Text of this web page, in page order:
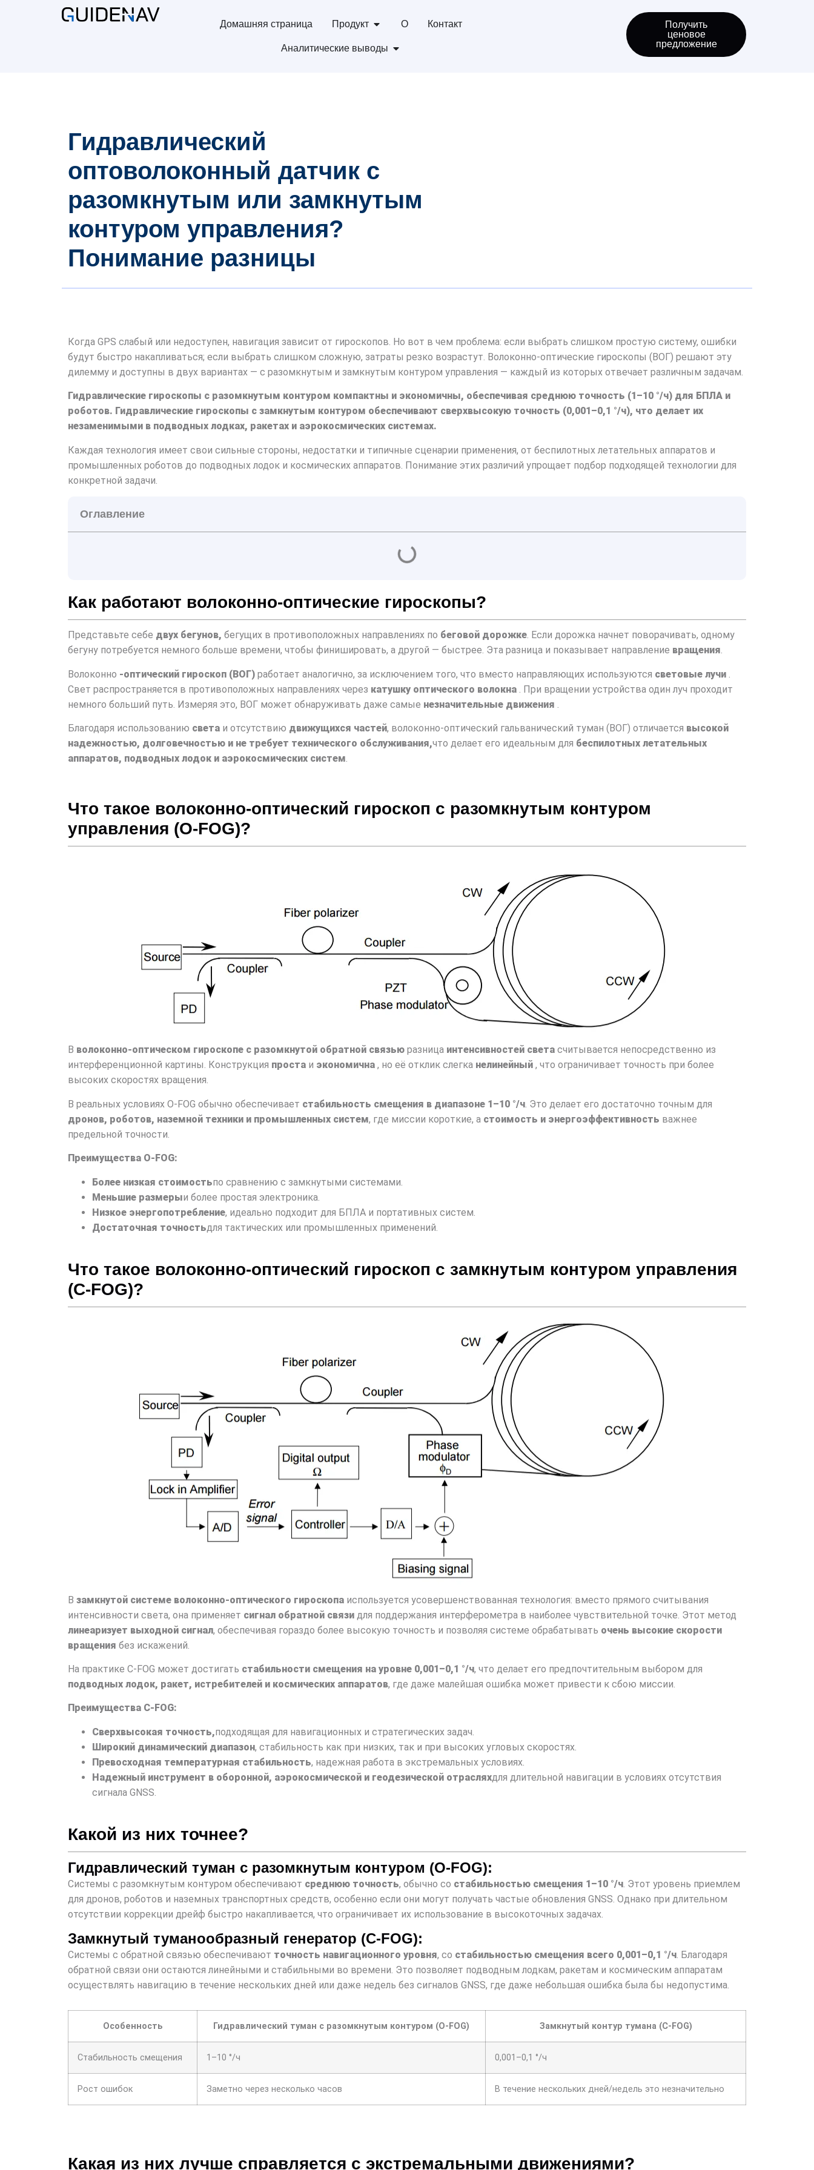
Домашняя страница Продукт О Контакт
Аналитические выводы
Получить
ценовое
предложение
Гидравлический
оптоволоконный датчик с
разомкнутым или замкнутым
контуром управления?
Понимание разницы
Когда GPS слабый или недоступен, навигация зависит от гироскопов. Но вот в чем проблема: если выбрать слишком простую систему, ошибки
будут быстро накапливаться; если выбрать слишком сложную, затраты резко возрастут. Волоконно-оптические гироскопы (ВОГ) решают эту
дилемму и доступны в двух вариантах — с разомкнутым и замкнутым контуром управления — каждый из которых отвечает различным задачам.
Гидравлические гироскопы с разомкнутым контуром компактны и экономичны, обеспечивая среднюю точность (1–10 °/ч) для БПЛА и
роботов. Гидравлические гироскопы с замкнутым контуром обеспечивают сверхвысокую точность (0,001–0,1 °/ч), что делает их
незаменимыми в подводных лодках, ракетах и ​​аэрокосмических системах.
Каждая технология имеет свои сильные стороны, недостатки и типичные сценарии применения, от беспилотных летательных аппаратов и
промышленных роботов до подводных лодок и космических аппаратов. Понимание этих различий упрощает подбор подходящей технологии для
конкретной задачи.
Оглавление
Как работают волоконно-оптические гироскопы?
Представьте себе двух бегунов, бегущих в противоположных направлениях по беговой дорожке. Если дорожка начнет поворачивать, одному
бегуну потребуется немного больше времени, чтобы финишировать, а другой — быстрее. Эта разница и показывает направление вращения.
Волоконно -оптический гироскоп (ВОГ) работает аналогично, за исключением того, что вместо направляющих используются световые лучи
Свет распространяется в противоположных направлениях через катушку оптического волокна . При вращении устройства один луч проходит
немного больший путь. Измеряя это, ВОГ может обнаруживать даже самые незначительные движения
Благодаря использованию света и отсутствию движущихся частей, волоконно-оптический гальванический туман (ВОГ) отличается высокой
надежностью, долговечностью и не требует технического обслуживания,что делает его идеальным для беспилотных летательных
аппаратов, подводных лодок и аэрокосмических систем.
Что такое волоконно-оптический гироскоп с разомкнутым контуром
управления (O-FOG)?
В волоконно-оптическом гироскопе с разомкнутой обратной связью разница интенсивностей света считывается непосредственно из
интерференционной картины. Конструкция проста и экономична , но её отклик слегка нелинейный , что ограничивает точность при более
высоких скоростях вращения.
В реальных условиях O-FOG обычно обеспечивает стабильность смещения в диапазоне 1–10 °/ч . Это делает его достаточно точным для
дронов, роботов, наземной техники и промышленных систем, где миссии короткие, а стоимость и энергоэффективность важнее
предельной точности.
Преимущества O-FOG:
Более низкая стоимостьпо сравнению с замкнутыми системами.
Меньшие размерыи более простая электроника.
Низкое энергопотребление, идеально подходит для БПЛА и портативных систем.
Достаточная точностьдля тактических или промышленных применений.
Что такое волоконно-оптический гироскоп с замкнутым контуром управления
(C-FOG)?
В замкнутой системе волоконно-оптического гироскопа используется усовершенствованная технология: вместо прямого считывания
интенсивности света, она применяет сигнал обратной связи для поддержания интерферометра в наиболее чувствительной точке. Этот метод
линеаризует выходной сигнал, обеспечивая гораздо более высокую точность и позволяя системе обрабатывать очень высокие скорости
вращения без искажений.
На практике C-FOG может достигать стабильности смещения на уровне 0,001–0,1 °/ч, что делает его предпочтительным выбором для
подводных лодок, ракет, истребителей и космических аппаратов, где даже малейшая ошибка может привести к сбою миссии.
Преимущества C-FOG:
Сверхвысокая точность,подходящая для навигационных и стратегических задач.
Широкий динамический диапазон, стабильность как при низких, так и при высоких угловых скоростях.
Превосходная температурная стабильность, надежная работа в экстремальных условиях.
Надежный инструмент в оборонной, аэрокосмической и геодезической отрасляхдля длительной навигации в условиях отсутствия
сигнала GNSS.
Какой из них точнее?
Гидравлический туман с разомкнутым контуром (O-FOG):
Системы с разомкнутым контуром обеспечивают среднюю точность, обычно со стабильностью смещения 1–10 °/ч . Этот уровень приемлем
для дронов, роботов и наземных транспортных средств, особенно если они могут получать частые обновления GNSS. Однако при длительном
отсутствии коррекции дрейф быстро накапливается, что ограничивает их использование в высокоточных задачах.
Замкнутый туманообразный генератор (C-FOG):
Системы с обратной связью обеспечивают точность навигационного уровня, со стабильностью смещения всего 0,001–0,1 °/ч. Благодаря
обратной связи они остаются линейными и стабильными во времени. Это позволяет подводным лодкам, ракетам и космическим аппаратам
осуществлять навигацию в течение нескольких дней или даже недель без сигналов GNSS, где даже небольшая ошибка была бы недопустима.
Особенность Гидравлический туман с разомкнутым контуром (O-FOG) Замкнутый контур тумана (C-FOG)
Стабильность смещения 1–10 °/ч 0,001–0,1 °/ч
Рост ошибок Заметно через несколько часов В течение нескольких дней/недель это незначительно
Какая из них лучше справляется с экстремальными движениями?